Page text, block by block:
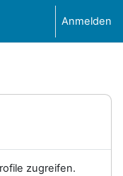
Anmelden
zugreifen.